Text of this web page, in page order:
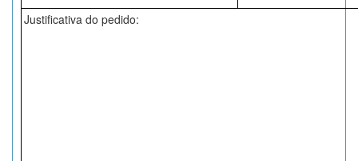
Justificativa do pedido: